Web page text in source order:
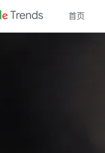
Trends 首页